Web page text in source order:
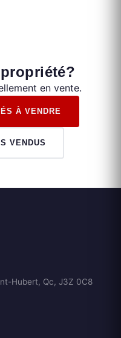
en vente.
À VENDRE
VENDUS
Hubert, Qc, J3Z 0C8